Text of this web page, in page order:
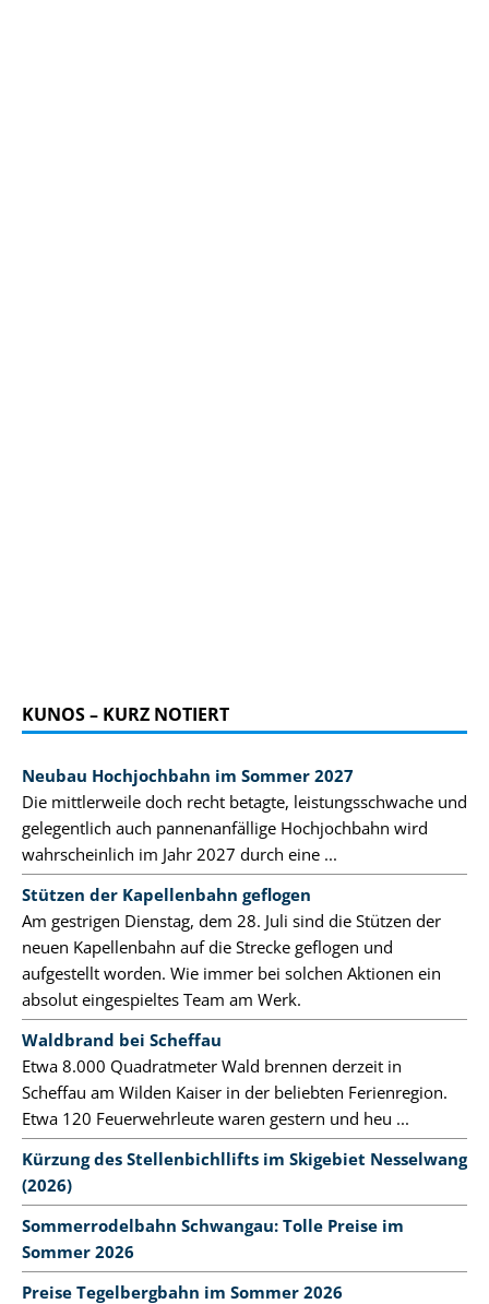
KUNOS – KURZ NOTIERT
Neubau Hochjochbahn im Sommer 2027
Die mittlerweile doch recht betagte, leistungsschwache und
gelegentlich auch pannenanfällige Hochjochbahn wird
wahrscheinlich im Jahr 2027 durch eine ...
Stützen der Kapellenbahn geflogen
Am gestrigen Dienstag, dem 28. Juli sind die Stützen der
neuen Kapellenbahn auf die Strecke geflogen und
aufgestellt worden. Wie immer bei solchen Aktionen ein
absolut eingespieltes Team am Werk.
Waldbrand bei Scheffau
Etwa 8.000 Quadratmeter Wald brennen derzeit in
Scheffau am Wilden Kaiser in der beliebten Ferienregion.
Etwa 120 Feuerwehrleute waren gestern und heu ...
Kürzung des Stellenbichllifts im Skigebiet Nesselwang
(2026)
Sommerrodelbahn Schwangau: Tolle Preise im
Sommer 2026
Preise Tegelbergbahn im Sommer 2026